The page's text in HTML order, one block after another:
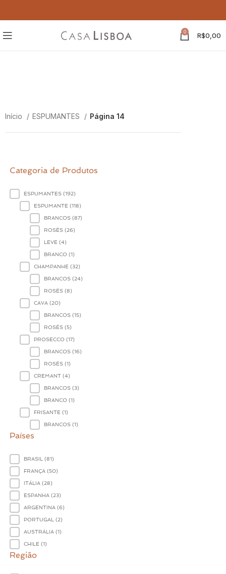
0 R$0,00
Início ESPUMANTES Página 14
Categoria de Produtos
Categoria de Produtos
ESPUMANTES(192)
ESPUMANTE(118)
BRANCOS(87)
ROSÉS(26)
LEVE(4)
BRANCO(1)
CHAMPANHE(32)
BRANCOS(24)
ROSÉS(8)
CAVA(20)
BRANCOS(15)
ROSÉS(5)
PROSECCO(17)
BRANCOS(16)
ROSÉS(1)
CREMANT(4)
BRANCOS(3)
BRANCO(1)
FRISANTE(1)
BRANCOS(1)
Países
PaísesBRASIL(81)
FRANÇA(50)
ITÁLIA(28)
ESPANHA(23)
ARGENTINA(6)
PORTUGAL(2)
AUSTRÁLIA(1)
CHILE(1)
Região